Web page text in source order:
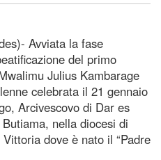
Avviata la fase
del primo
Julius Kambarage
celebrata il 21 gennaio
Arcivescovo di Dar es
nella diocesi di
dove è nato il “Padre